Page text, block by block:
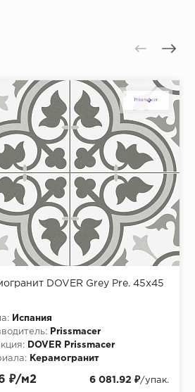
DOVER Grey Pre. 45x45
Испания
Prissmacer
DOVER Prissmacer
Керамогранит
₽/м2 6 081.92 ₽/упак.